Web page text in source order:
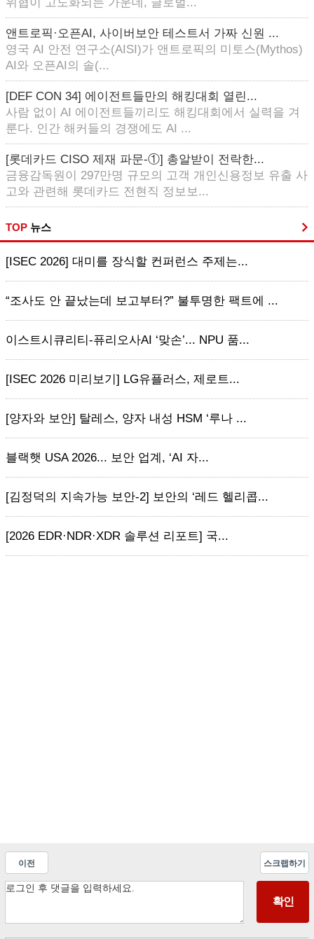
앤트로픽·오픈AI, 사이버보안 테스트서 가짜 신원 ...
영국 AI 안전 연구소(AISI)가 앤트로픽의 미토스(Mythos)
AI와 오픈AI의 솔(...
[DEF CON 34] 에이전트들만의 해킹대회 열린...
사람 없이 AI 에이전트들끼리도 해킹대회에서 실력을 겨
룬다. 인간 해커들의 경쟁에도 AI ...
[롯데카드 CISO 제재 파문-①] 총알받이 전락한...
금융감독원이 297만명 규모의 고객 개인신용정보 유출 사
고와 관련해 롯데카드 전현직 정보보...
TOP 뉴스
[ISEC 2026] 대미를 장식할 컨퍼런스 주제는...
“조사도 안 끝났는데 보고부터?” 불투명한 팩트에 ...
이스트시큐리티-퓨리오사AI ‘맞손’... NPU 품...
[ISEC 2026 미리보기] LG유플러스, 제로트...
[양자와 보안] 탈레스, 양자 내성 HSM ‘루나 ...
블랙햇 USA 2026... 보안 업계, ‘AI 자...
[김정덕의 지속가능 보안-2] 보안의 ‘레드 헬리콥...
[2026 EDR·NDR·XDR 솔루션 리포트] 국...
이전 스크랩하기